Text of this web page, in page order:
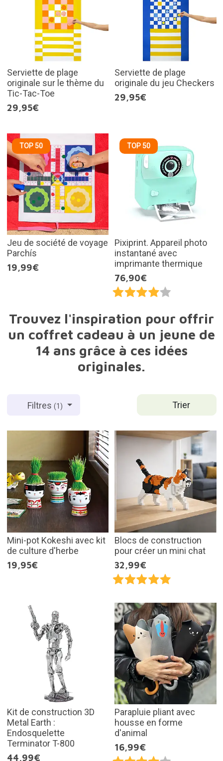
Serviette de plage
originale sur le thème du
Tic-Tac-Toe
29,95€
Serviette de plage
originale du jeu Checkers
29,95€
TOP 50
Jeu de société de voyage
Parchís
19,99€
TOP 50
Pixiprint. Appareil photo
instantané avec
imprimante thermique
76,90€
Trouvez l'inspiration pour offrir
un coffret cadeau à un jeune de
14 ans grâce à ces idées
originales.
Trier
Filtres(1)
Mini-pot Kokeshi avec kit
de culture d'herbe
19,95€
Blocs de construction
pour créer un mini chat
32,99€
Kit de construction 3D
Metal Earth :
Endosquelette
Terminator T-800
44,99€
Parapluie pliant avec
housse en forme
d'animal
16,99€